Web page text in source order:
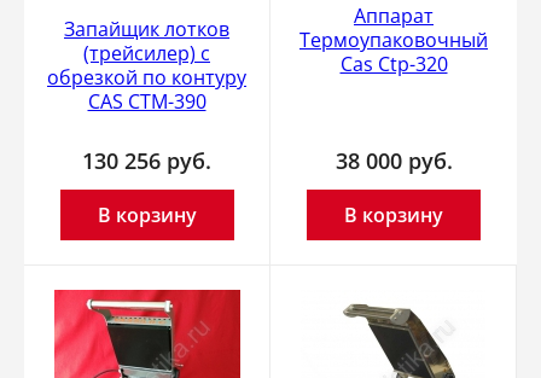
Запайщик лотков
(трейсилер) c
обрезкой по контуру
CAS CTM-390
130 256 руб.
В корзину
Аппарат
Термоупаковочный
Cas Ctp-320
38 000 руб.
В корзину